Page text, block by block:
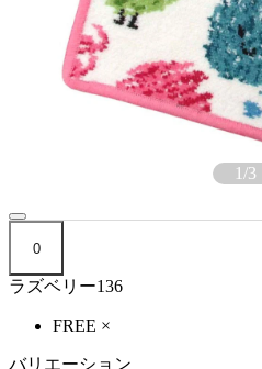
1/3
0
ラズベリー136
FREE ×
バリエーション